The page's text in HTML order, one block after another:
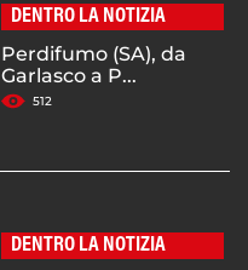
DENTRO LA NOTIZIA
Perdifumo (SA), da
Garlasco a P...
512
DENTRO LA NOTIZIA